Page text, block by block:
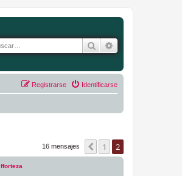
Buscar
Identificarse
Registrarse
16 mensajes Anterior
1 2
fforteza